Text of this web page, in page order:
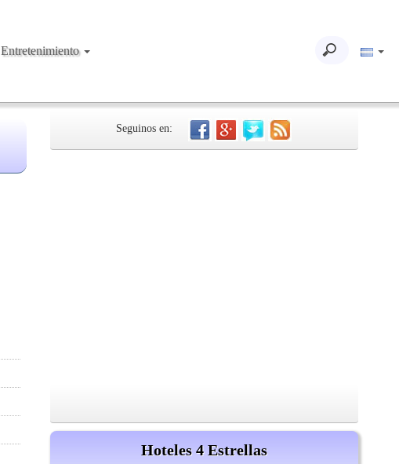
Entretenimiento
Seguinos en:
Hoteles 4 Estrellas